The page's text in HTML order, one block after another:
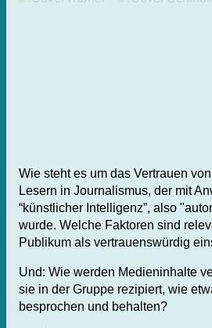
Wie steht es um das Vertrauen
Lesern in Journalismus, der mit
“künstlicher Intelligenz”, also
wurde. Welche Faktoren sind
Publikum als vertrauenswürdig
Und: Wie werden Medieninhalte
sie in der Gruppe rezipiert, wie
besprochen und behalten?